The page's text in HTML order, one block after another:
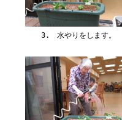
3. 水やりをします。